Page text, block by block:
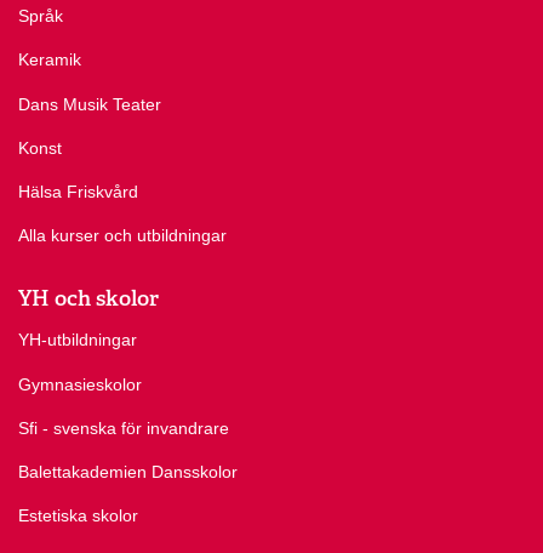
Språk
Keramik
Dans Musik Teater
Konst
Hälsa Friskvård
Alla kurser och utbildningar
YH och skolor
YH-utbildningar
Gymnasieskolor
Sfi - svenska för invandrare
Balettakademien Dansskolor
Estetiska skolor